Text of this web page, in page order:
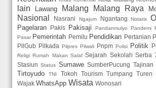
lain
Lawang Malang Malang Raya
Nasional Nasrani Ngajum Ngantang Notaris
Pagelaran Pakis Pakisaji Pandanmulyo Pandemi
Pasar Pemerintah Pemilu Pendidikan Pertanian
PilGub Pilkada Pilpres Pilwali Pnpm Polisi Politik
Religi Rumah Makan Salaf Sejarah Sekolah Serba
Stasiun Status Sumawe SumberPucung Tajinan
Tirtoyudo
TNI Tokoh Tourism Tumpang Turen
Wajak WhatsApp Wisata Wonosari